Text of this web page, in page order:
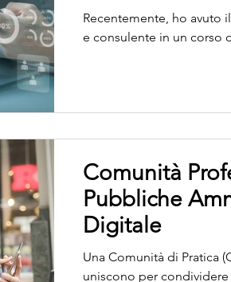
Recentemente, ho avuto
e consulente in un corso
Comunità
Pubbliche
Digitale
Una Comunità di Pratica
uniscono per